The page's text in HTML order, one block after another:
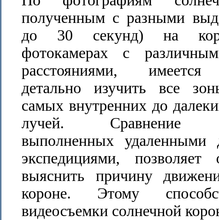
полученным с разными
до 30 секунд) на
фотокамерах с
расстояниями, имеется
детально изучить все
самых внутренних до
лучей. Сравнение
выполненных удаленными
экспедициями,
выяснить причину
короне. Этому
видеосъемки солнечной